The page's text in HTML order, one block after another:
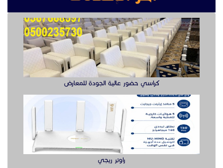
راوتر ريجي
سويتش ريجي سرعة وأداء موثوق لشبكتك